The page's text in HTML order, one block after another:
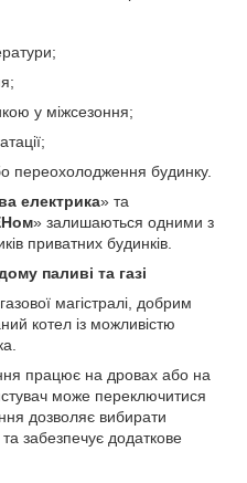
у міжсезоння;
переохолодження будинку.
електрика» та
» залишаються одними з
приватних будинків.
паливі та газі
магістралі, добрим
котел із можливістю
працює на дровах або на
може переключитися
дозволяє вибирати
забезпечує додаткове